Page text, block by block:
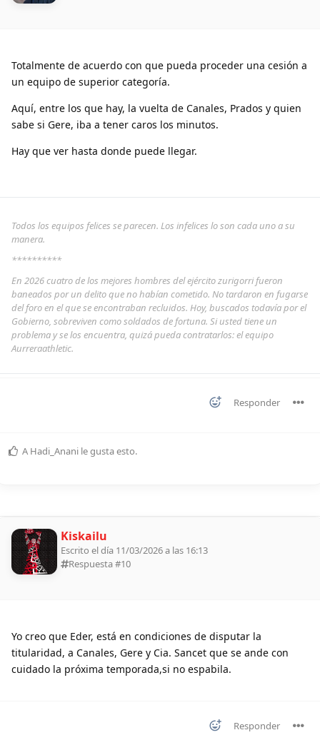
Totalmente de acuerdo con que pueda proceder una cesión a
un equipo de superior categoría.
Aquí, entre los que hay, la vuelta de Canales, Prados y quien
sabe si Gere, iba a tener caros los minutos.
Hay que ver hasta donde puede llegar.
Todos los equipos felices se parecen. Los infelices lo son cada uno a su
manera.
**********
En 2026 cuatro de los mejores hombres del ejército zurigorri fueron
baneados por un delito que no habían cometido. No tardaron en fugarse
del foro en el que se encontraban recluidos. Hoy, buscados todavía por el
Gobierno, sobreviven como soldados de fortuna. Si usted tiene un
problema y se los encuentra, quizá pueda contratarlos: el equipo
Aurreraathletic.
Responder
A Hadi_Anani le gusta esto.
Kiskailu
Escrito el día 11/03/2026 a las 16:13
Respuesta #10
Yo creo que Eder, está en condiciones de disputar la
titularidad, a Canales, Gere y Cia. Sancet que se ande con
cuidado la próxima temporada,si no espabila.
Responder